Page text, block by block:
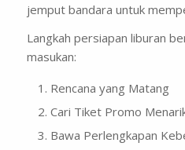
jemput bandara untuk
Langkah persiapan liburan
masukan:
Rencana yang Matang
Cari Tiket Promo
Bawa Perlengkapan